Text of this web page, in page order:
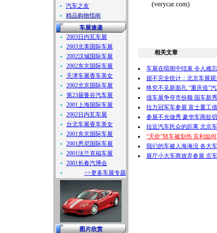
汽车之友
精品购物指南
车展速递
2003日内瓦车展
2003北美国际车展
2002汉城国际车展
2002东京国际车展
天津车展香车美女
2002北京国际车展
第23届曼谷汽车展
2001上海国际车展
2002日内瓦车展
台北车展香车美女
2001东京国际车展
2001悉尼国际车展
2001法兰克福车展
2001长春汽博会
>>更多车展专题
图片欣赏
(verycar.com)
相关文章
车展在喧闹中结束 令人难
据不完全统计：北京车展
终究不见新面孔 “重庆造”
借车展争夺市份额 国车新
拉力冠军车参展 富士重工
参展不光做秀 豪华车商欲
拉近汽车民众的距离 北京
“天价”轿车被划伤 宾利如
我们的车被人海淹没 各大
展厅小大车商放弃参展 京